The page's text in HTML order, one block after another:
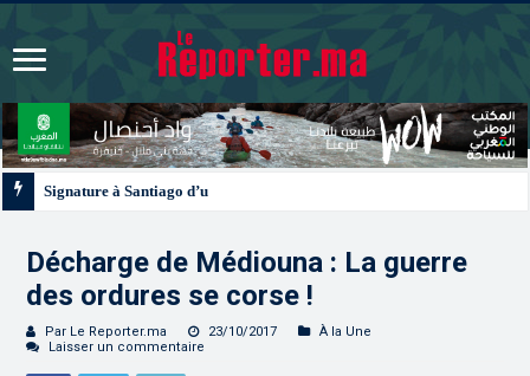
Décharge de Médiouna : La guerre
des ordures se corse !
Par Le Reporter.ma 23/10/2017
À la Une
Laisser un commentaire